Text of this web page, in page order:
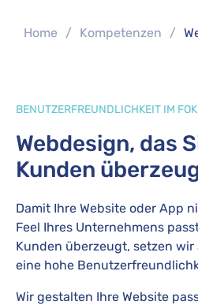
You are here:
Home Kompetenzen
Webdesign, das
Kunden
BENUTZERFREUNDLICHKEIT IM
Damit Ihre Website oder App
Feel Ihres Unternehmens
Kunden überzeugt, setzen
eine hohe
Wir gestalten Ihre Website